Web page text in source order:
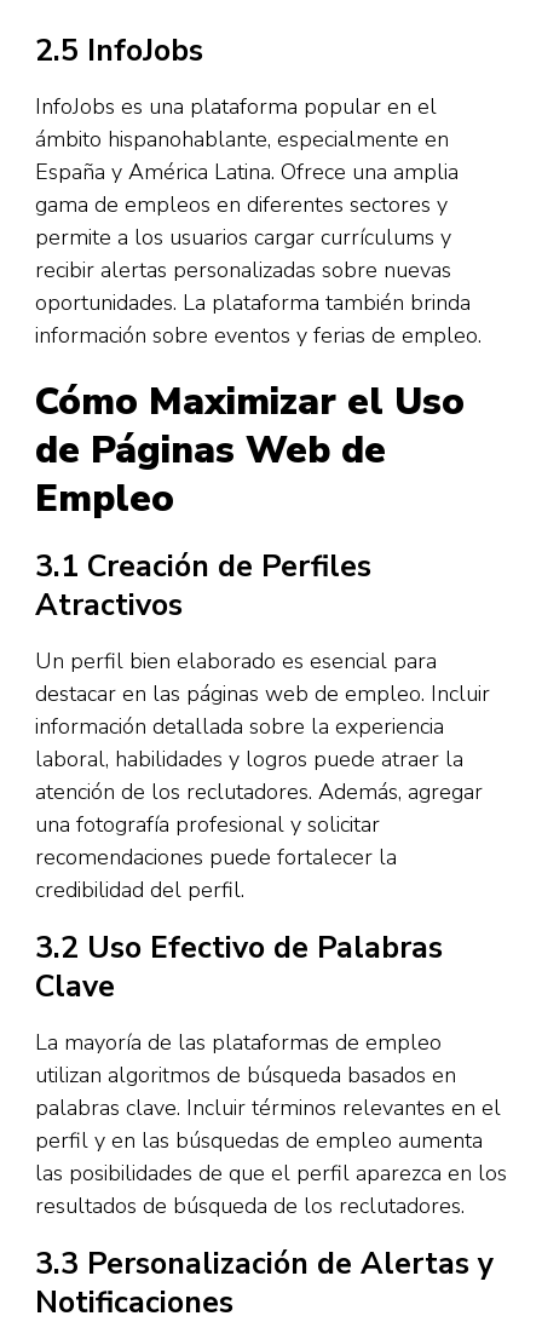
2.5 InfoJobs
InfoJobs es una plataforma popular en el
ámbito hispanohablante, especialmente en
España y América Latina. Ofrece una amplia
gama de empleos en diferentes sectores y
permite a los usuarios cargar currículums y
recibir alertas personalizadas sobre nuevas
oportunidades. La plataforma también brinda
información sobre eventos y ferias de empleo.
Cómo Maximizar el Uso
de Páginas Web de
Empleo
3.1 Creación de Perfiles
Atractivos
Un perfil bien elaborado es esencial para
destacar en las páginas web de empleo. Incluir
información detallada sobre la experiencia
laboral, habilidades y logros puede atraer la
atención de los reclutadores. Además, agregar
una fotografía profesional y solicitar
recomendaciones puede fortalecer la
credibilidad del perfil.
3.2 Uso Efectivo de Palabras
Clave
La mayoría de las plataformas de empleo
utilizan algoritmos de búsqueda basados en
palabras clave. Incluir términos relevantes en el
perfil y en las búsquedas de empleo aumenta
las posibilidades de que el perfil aparezca en los
resultados de búsqueda de los reclutadores.
3.3 Personalización de Alertas y
Notificaciones